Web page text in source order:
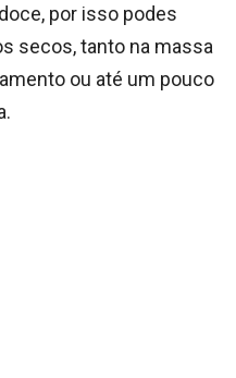
por isso podes
secos, tanto na massa
ou até um pouco